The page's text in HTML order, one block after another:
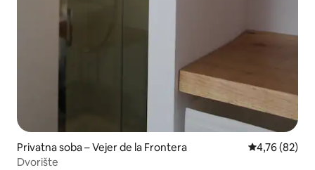
Privatna soba – Vejer de la Frontera Prosječna
4,76 (82)
Dvorište